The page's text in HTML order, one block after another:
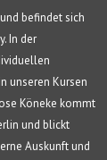
befindet sich
In der
unseren Kursen
Köneke kommt
und blickt
Auskunft und